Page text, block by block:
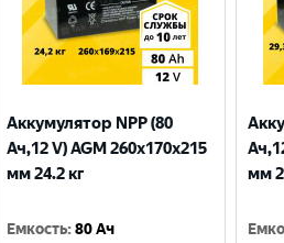
Аккумулятор NPP (80
Ач,12 V) AGM 260x170x215
мм 24.2 кг
Емкость:80 Ач
мм